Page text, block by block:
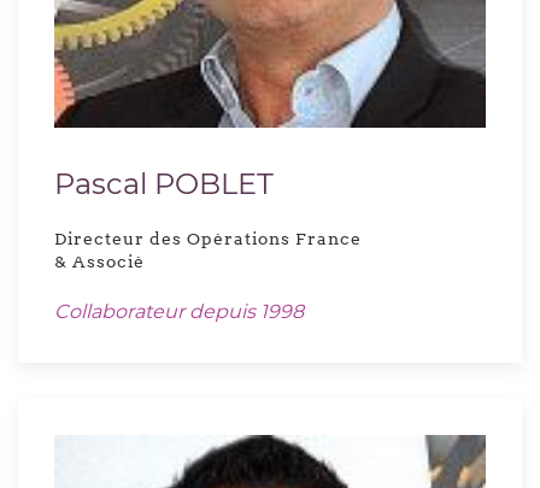
Pascal POBLET
Directeur des Opérations France
& Associé
Collaborateur depuis 1998